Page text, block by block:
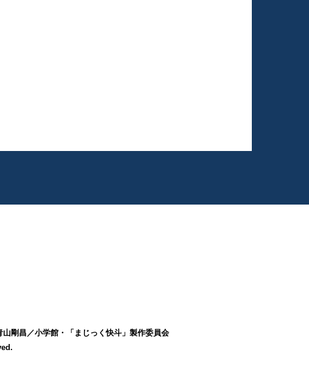
剛昌／小学館・「まじっく快斗」製作委員会